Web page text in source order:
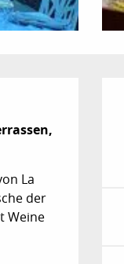
La
der
Weine